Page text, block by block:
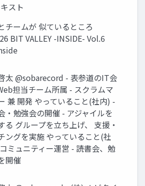
スト
チームが 似ているところ
BIT VALLEY -INSIDE- Vol.6
太 @sobarecord - 表参道のIT会
担当チーム所属 - スクラムマ
兼 開発 やっていること(社内) -
・勉強会の開催 - アジャイルを
る グループを立ち上げ、 支援・
ングを実施 やっていること(社
ミュニティー運営 - 読書会、勉
開催